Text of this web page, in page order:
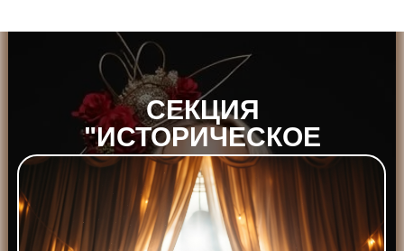
СЕКЦИЯ
"ИСТОРИЧЕСКОЕ
ФЕХТОВАНИЕ"